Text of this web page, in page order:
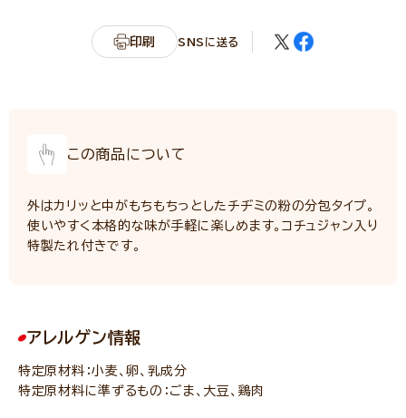
121.0g
印刷 SNSに送る
この商品について
外はカリッと中がもちもちっとしたチヂミの粉の分包タイプ。
使いやすく本格的な味が手軽に楽しめます。コチュジャン入り
特製たれ付きです。
アレルゲン情報
特定原材料：小麦、卵、乳成分
特定原材料に準ずるもの：ごま、大豆、鶏肉